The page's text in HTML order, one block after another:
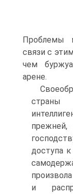
Проблемы
связи с
чем
арене.
страны
прежней,
доступа
и